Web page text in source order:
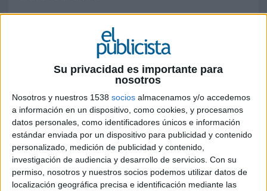
Su privacidad es importante para
nosotros
Nosotros y nuestros 1538 socios almacenamos y/o accedemos
a información en un dispositivo, como cookies, y procesamos
datos personales, como identificadores únicos e información
estándar enviada por un dispositivo para publicidad y contenido
personalizado, medición de publicidad y contenido,
investigación de audiencia y desarrollo de servicios. Con su
permiso, nosotros y nuestros socios podemos utilizar datos de
localización geográfica precisa e identificación mediante las